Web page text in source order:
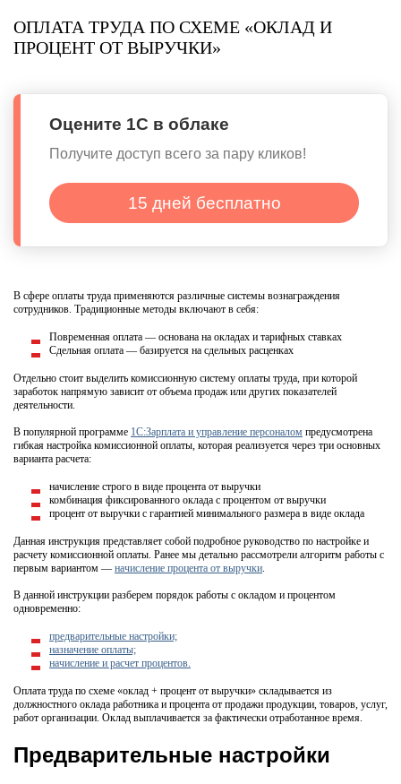
ОПЛАТА ТРУДА ПО СХЕМЕ «ОКЛАД И
ПРОЦЕНТ ОТ ВЫРУЧКИ»
Оцените 1С в облаке
Получите доступ всего за пару кликов!
15 дней бесплатно
В сфере оплаты труда применяются различные системы вознаграждения
сотрудников. Традиционные методы включают в себя:
Повременная оплата — основана на окладах и тарифных ставках
Сдельная оплата — базируется на сдельных расценках
Отдельно стоит выделить комиссионную систему оплаты труда, при которой
заработок напрямую зависит от объема продаж или других показателей
деятельности.
В популярной программе 1С:Зарплата и управление персоналом предусмотрена
гибкая настройка комиссионной оплаты, которая реализуется через три основных
варианта расчета:
начисление строго в виде процента от выручки
комбинация фиксированного оклада с процентом от выручки
процент от выручки с гарантией минимального размера в виде оклада
Данная инструкция представляет собой подробное руководство по настройке и
расчету комиссионной оплаты. Ранее мы детально рассмотрели алгоритм работы с
первым вариантом — начисление процента от выручки.
В данной инструкции разберем порядок работы с окладом и процентом
одновременно:
предварительные настройки;
назначение оплаты;
начисление и расчет процентов.
Оплата труда по схеме «оклад + процент от выручки» складывается из
должностного оклада работника и процента от продажи продукции, товаров, услуг,
работ организации. Оклад выплачивается за фактически отработанное время.
Предварительные настройки